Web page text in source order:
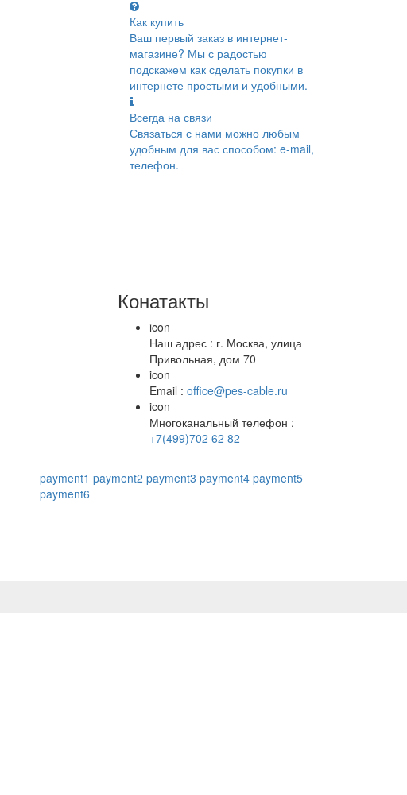
Как купить
Ваш первый заказ в интернет-
магазине? Мы с радостью
подскажем как сделать покупки в
интернете простыми и удобными.
Всегда на связи
Связаться с нами можно любым
удобным для вас способом: e-mail,
телефон.
Конатакты
icon
Наш адрес : г. Москва, улица
Привольная, дом 70
icon
Email : office@pes-cable.ru
icon
Многоканальный телефон :
+7(499)702 62 82
payment1 payment2 payment3 payment4 payment5
payment6